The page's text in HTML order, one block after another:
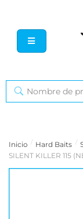
Inicio / Hard Baits /
SILENT KILLER 115